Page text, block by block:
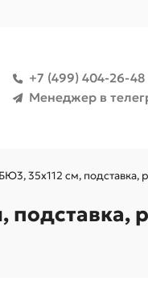
+7 (499) 404-26-48
Менеджер в
35х112 см, подставка,